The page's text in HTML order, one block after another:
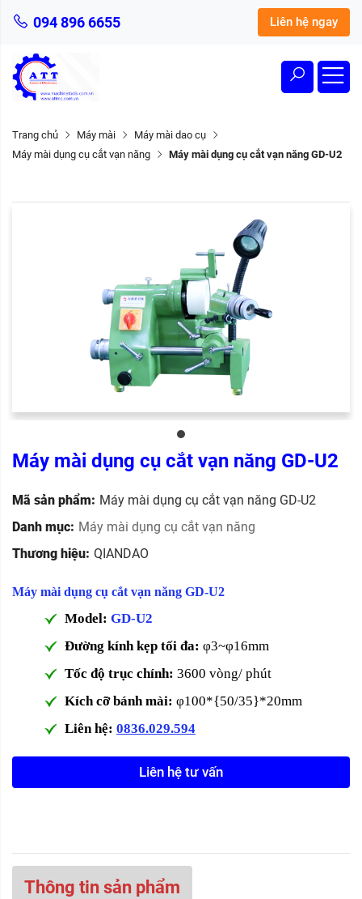
094 896 6655 Liên hệ ngay
Trang chủ Máy mài
Máy mài dao cụ
Máy mài dụng cụ cắt vạn năng
Máy mài dụng cụ cắt vạn năng GD-U2
Máy mài dụng cụ cắt vạn năng GD-U2
Mã sản phẩm: Máy mài dụng cụ cắt vạn năng GD-U2
Danh mục: Máy mài dụng cụ cắt vạn năng
Thương hiệu: QIANDAO
Máy mài dụng cụ cắt vạn năng GD-U2
Model: GD-U2
Đường kính kẹp tối đa: φ3~φ16mm
Tốc độ trục chính: 3600 vòng/ phút
Kích cỡ bánh mài: φ100*{50/35}*20mm
Liên hệ: 0836.029.594
Liên hệ tư vấn
Thông tin sản phẩm